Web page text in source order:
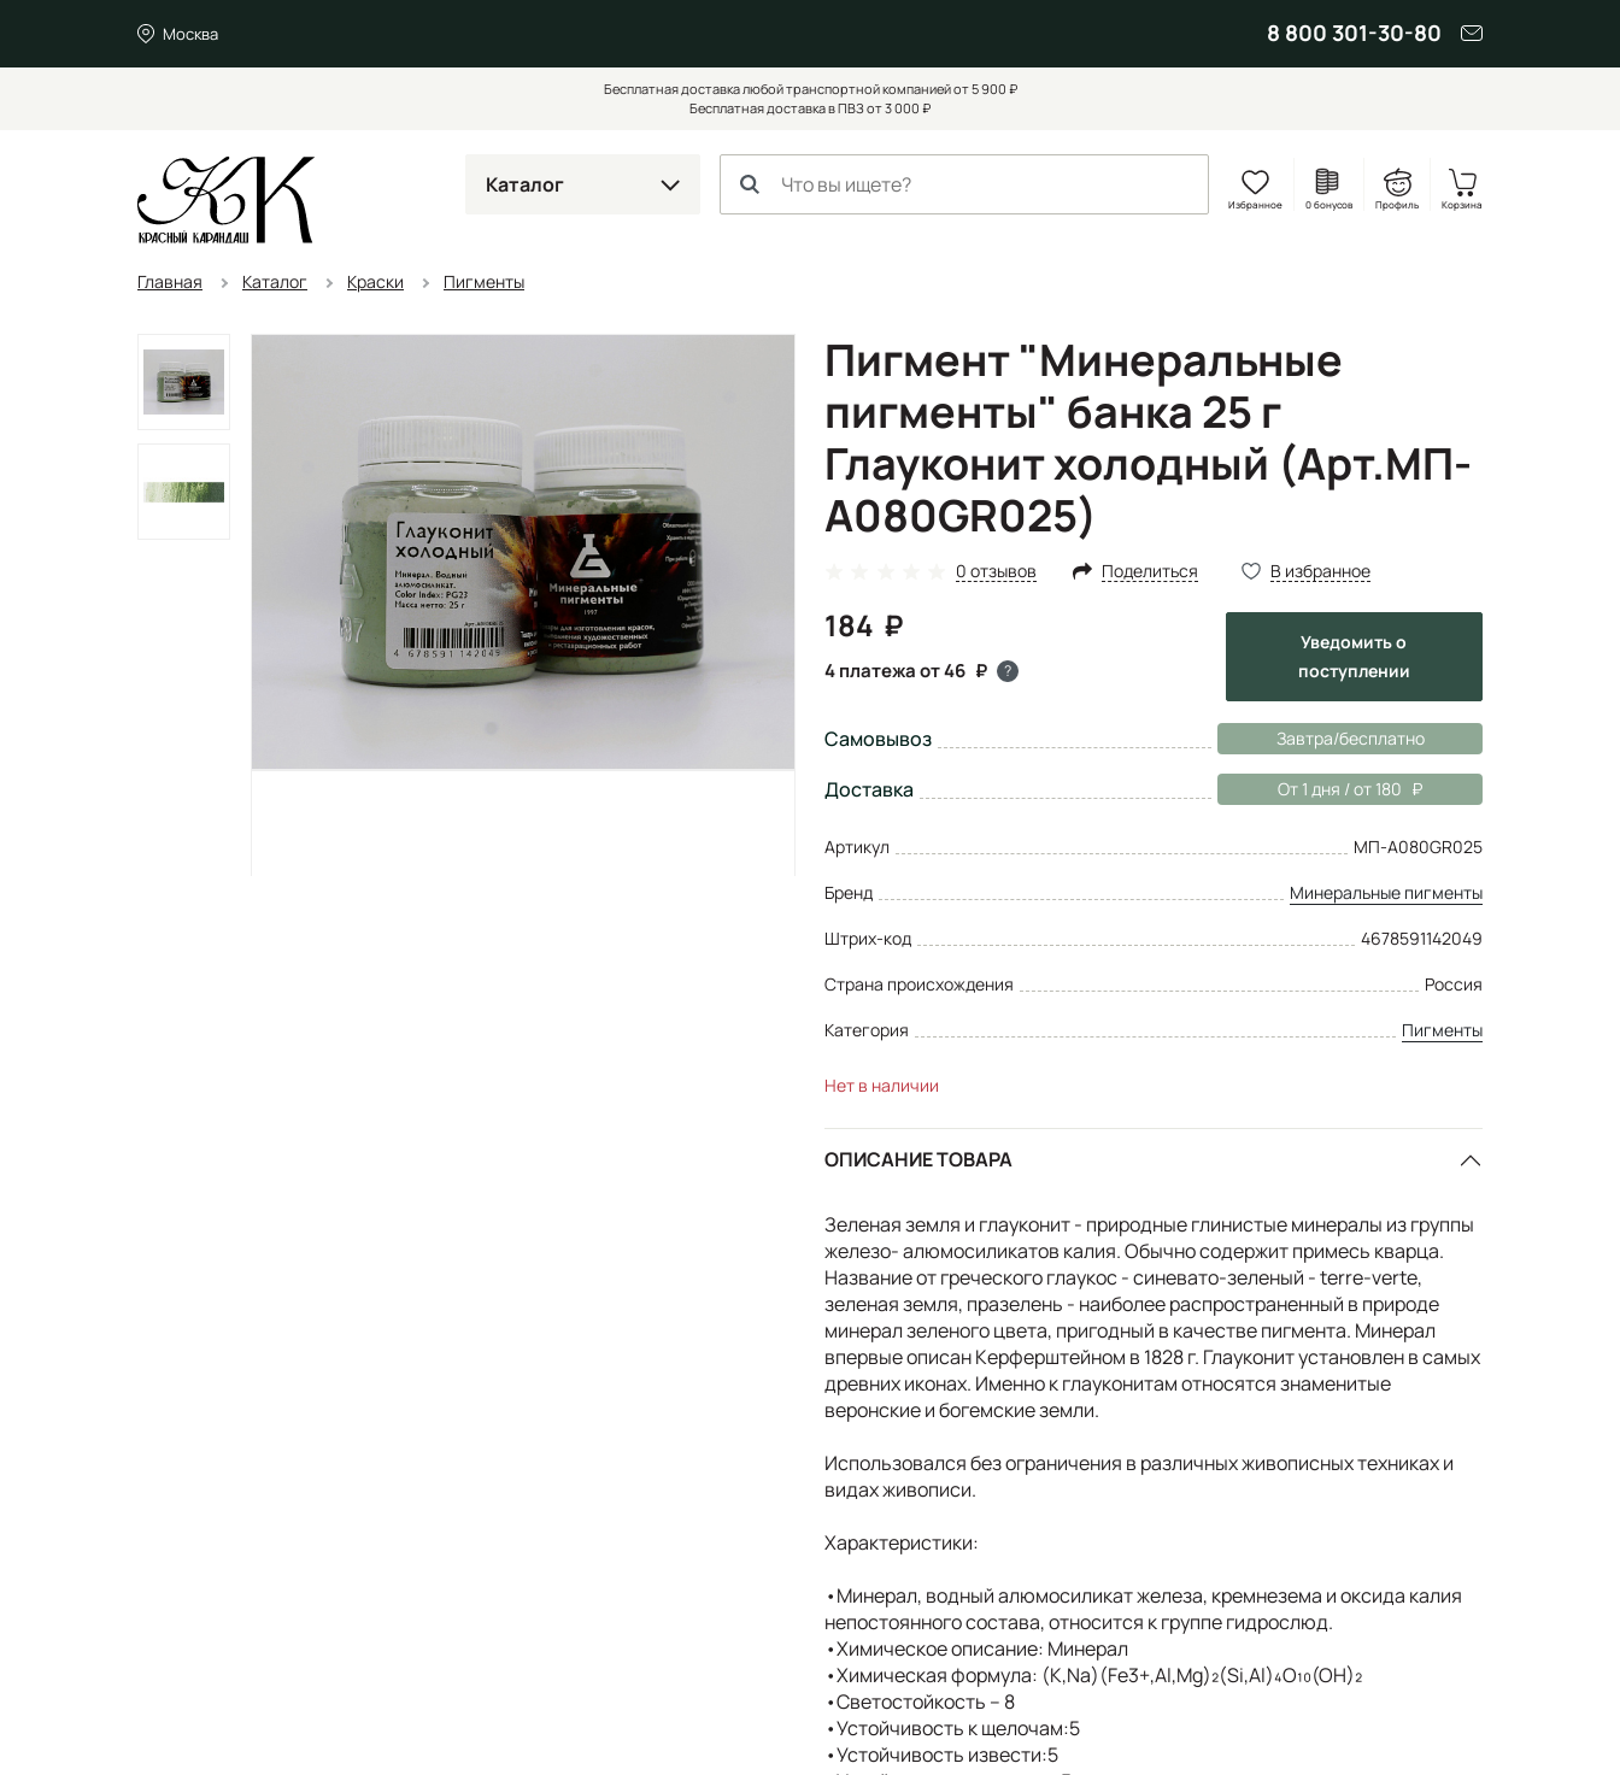
Москва 8 800 301-30-80
Бесплатная доставка любой транспортной компанией от 5 900 ₽
Бесплатная доставка в ПВЗ от 3 000 ₽
Каталог
Избранное 0 бонусов Профиль Корзина
Главная Каталог Краски Пигменты
Пигмент "Минеральные
пигменты" банка 25 г
Глауконит холодный (Арт.МП-
A080GR025)
0 отзывов Поделиться В избранное
184
4 платежа от 46 ?
Уведомитьо
поступлении
Самовывоз Завтра/бесплатно
Доставка От 1 дня / от 180
Артикул
МП-A080GR025
Бренд
Минеральные пигменты
Штрих-код
4678591142049
Страна происхождения
Россия
Категория
Пигменты
Нет в наличии
ОПИСАНИЕ ТОВАРА
Зеленая земля и глауконит - природные глинистые минералы из группы
железо- алюмосиликатов калия. Обычно содержит примесь кварца.
Название от греческого глаукос - синевато-зеленый - terre-verte,
зеленая земля, празелень - наиболее распространенный в природе
минерал зеленого цвета, пригодный в качестве пигмента. Минерал
впервые описан Керферштейном в 1828 г. Глауконит установлен в самых
древних иконах. Именно к глауконитам относятся знаменитые
веронские и богемские земли.
Использовался без ограничения в различных живописных техниках и
видах живописи.
Характеристики:
•Минерал, водный алюмосиликат железа, кремнезема и oксидa калия
непостоянного состава, относится к группе гидрослюд.
•Химическое описание: Минерал
•Химическая формула: (K,Na)(Fe3+,Al,Mg)₂(Si,Al)₄O₁₀(OH)₂
•Светостойкость – 8
•Устойчивость к щелочам:5
•Устойчивость извести:5